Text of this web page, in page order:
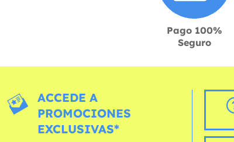
Pago 100%
Seguro
ACCEDE A
PROMOCIONES
EXCLUSIVAS*